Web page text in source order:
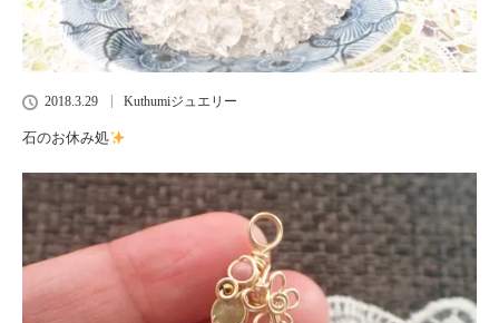
2018.3.29 Kuthumiジュエリー
石のお休み処